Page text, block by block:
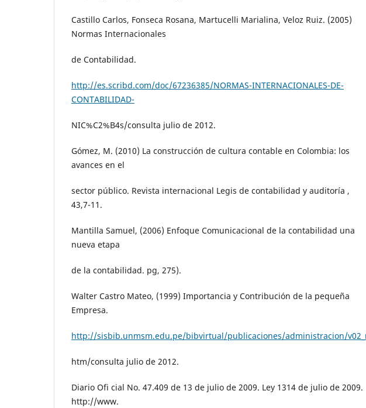
Castillo Carlos, Fonseca Rosana, Martucelli Marialina, Veloz Ruiz. (2005)
Normas Internacionales
de Contabilidad.
http://es.scribd.com/doc/67236385/NORMAS-INTERNACIONALES-DE-
CONTABILIDAD-
NIC%C2%B4s/consulta julio de 2012.
Gómez, M. (2010) La construcción de cultura contable en Colombia: los
avances en el
sector público. Revista internacional Legis de contabilidad y auditoría ,
43,7-11.
Mantilla Samuel, (2006) Enfoque Comunicacional de la contabilidad una
nueva etapa
de la contabilidad. pg, 275).
Walter Castro Mateo, (1999) Importancia y Contribución de la pequeña
Empresa.
http://sisbib.unmsm.edu.pe/bibvirtual/publicaciones/administracion/
htm/consulta julio de 2012.
Diario Ofi cial No. 47.409 de 13 de julio de 2009. Ley 1314 de julio de 2009.
http://www.